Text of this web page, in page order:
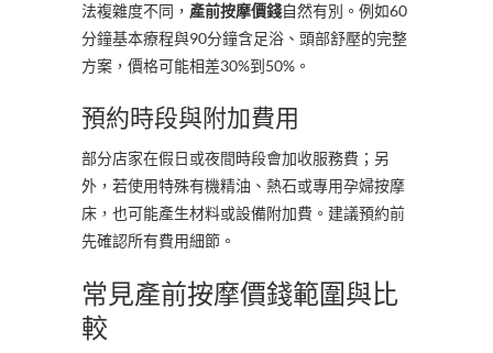
法複雜度不同， 產前按摩價錢自然有別。例如60
分鐘基本療程與90分鐘含足浴、頭部舒壓的完整
方案，價格可能相差30%到50%。
預約時段與附加費用
部分店家在假日或夜間時段會加收服務費；另
外，若使用特殊有機精油、熱石或專用孕婦按摩
床，也可能產生材料或設備附加費。建議預約前
先確認所有費用細節。
常見產前按摩價錢範圍與比
較